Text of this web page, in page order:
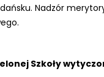
Nadzór
Szkoły